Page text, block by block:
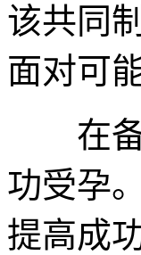
该共同
面对可
在备
功受孕
提高成